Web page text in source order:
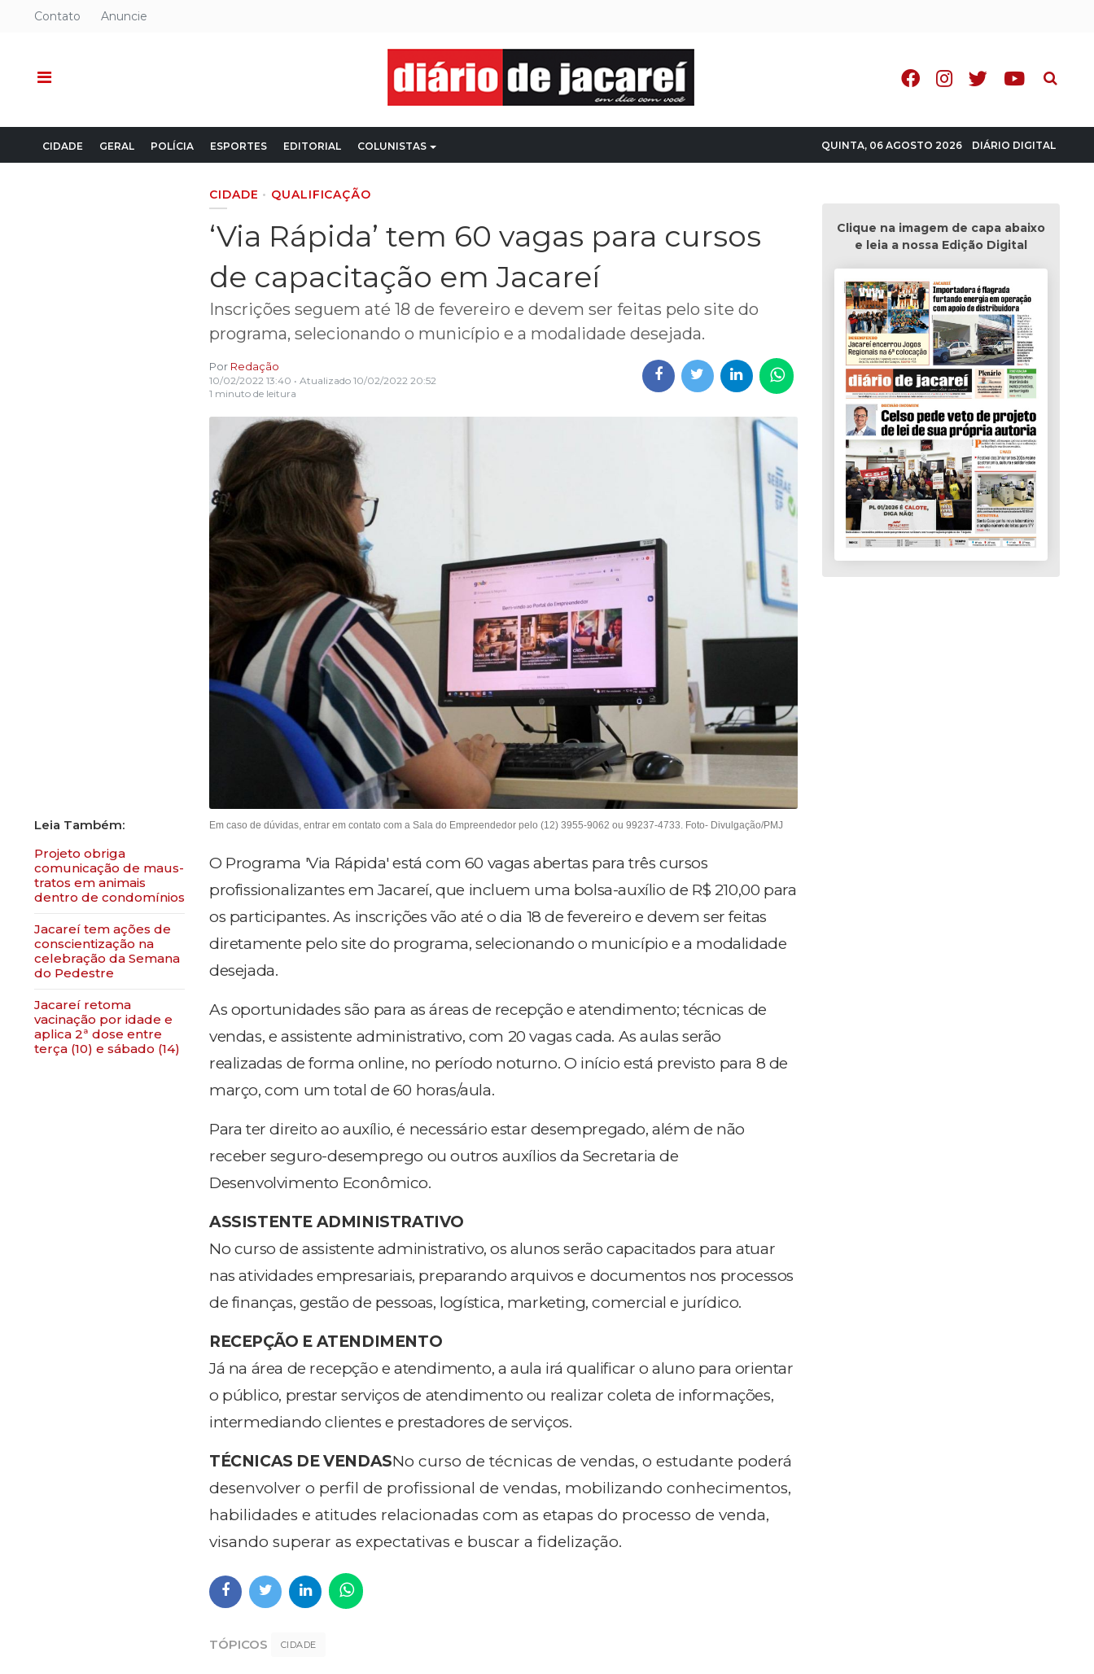
Contato Anuncie
Pesquisa
CIDADE GERAL POLÍCIA ESPORTES EDITORIAL COLUNISTAS QUINTA, 06 AGOSTO 2026 DIÁRIO DIGITAL
Projeto obriga
comunicação de maus-
tratos em animais
dentro de condomínios
Jacareí tem ações de
conscientização na
celebração da Semana
do Pedestre
Jacareí retoma
vacinação por idade e
aplica 2ª dose entre
terça (10) e sábado (14)
CIDADE QUALIFICAÇÃO
‘Via Rápida’ tem 60 vagas para cursos
de capacitação em Jacareí
Inscrições seguem até 18 de fevereiro e devem ser feitas pelo site do
programa, selecionando o município e a modalidade desejada.
Por Redação
10/02/2022 13:40 • Atualizado 10/02/2022 20:52
1 minuto de leitura
Em caso de dúvidas, entrar em contato com a Sala do Empreendedor pelo (12) 3955-9062 ou 99237-4733. Foto- Divulgação/PMJ
O Programa 'Via Rápida' está com 60 vagas abertas para três cursos
profissionalizantes em Jacareí, que incluem uma bolsa-auxílio de R$ 210,00 para
os participantes. As inscrições vão até o dia 18 de fevereiro e devem ser feitas
diretamente pelo site do programa, selecionando o município e a modalidade
desejada.
As oportunidades são para as áreas de recepção e atendimento; técnicas de
vendas, e assistente administrativo, com 20 vagas cada. As aulas serão
realizadas de forma online, no período noturno. O início está previsto para 8 de
março, com um total de 60 horas/aula.
Para ter direito ao auxílio, é necessário estar desempregado, além de não
receber seguro-desemprego ou outros auxílios da Secretaria de
Desenvolvimento Econômico.
ASSISTENTE ADMINISTRATIVO
No curso de assistente administrativo, os alunos serão capacitados para atuar
nas atividades empresariais, preparando arquivos e documentos nos processos
de finanças, gestão de pessoas, logística, marketing, comercial e jurídico.
RECEPÇÃO E ATENDIMENTO
Já na área de recepção e atendimento, a aula irá qualificar o aluno para orientar
o público, prestar serviços de atendimento ou realizar coleta de informações,
intermediando clientes e prestadores de serviços.
TÉCNICAS DE VENDASNo curso de técnicas de vendas, o estudante poderá
desenvolver o perfil de profissional de vendas, mobilizando conhecimentos,
habilidades e atitudes relacionadas com as etapas do processo de venda,
visando superar as expectativas e buscar a fidelização.
TÓPICOS CIDADE
Clique na imagem de capa abaixo
e leia a nossa Edição Digital